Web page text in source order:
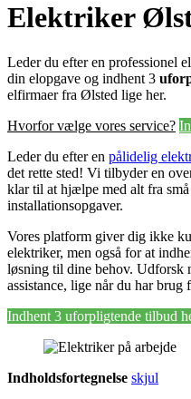
Elektriker
Leder du efter en professionel
din elopgave og indhent 3
elfirmaer fra Ølsted lige her.
Hvorfor vælge vores service?
Leder du efter en pålidelig
det rette sted! Vi tilbyder en
klar til at hjælpe med alt fra
installationsopgaver.
Vores platform giver dig ikke
elektriker, men også for at
løsning til dine behov. Udforsk
assistance, lige når du har brug
Indhent 3 uforpligtende tilbud
Indholdsfortegnelse skjul